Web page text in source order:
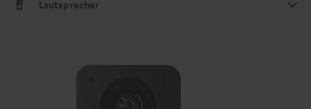
Lautsprecher